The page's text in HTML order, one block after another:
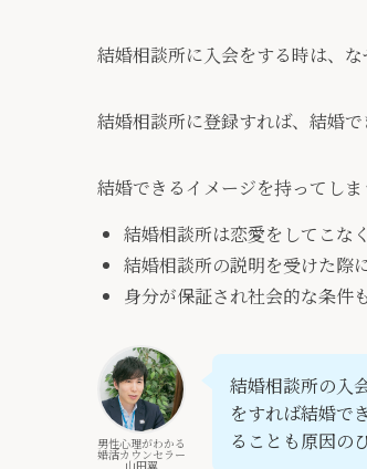
結婚相談所に入会をする時は、
結婚相談所に登録すれば、結婚
結婚できるイメージを持ってしま
結婚相談所は恋愛をしてこな
結婚相談所の説明を受けた際
身分が保証され社会的な条件
男性心理がわかる
婚活カウンセラー
山田翼
結婚相談所の入
をすれば結婚で
ることも原因の